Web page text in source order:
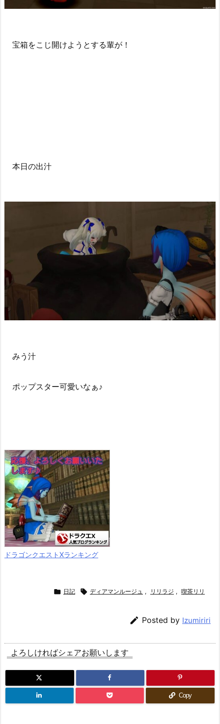
宝箱をこじ開けようとする輩が！
本日の出汁
みう汁
ポップスター可愛いなぁ♪
ドラゴンクエストXランキング
 日記  ディアマンルージュ , リリラジ , 喫茶リリ
 Posted by Izumiriri
よろしければシェアお願いします
Copy